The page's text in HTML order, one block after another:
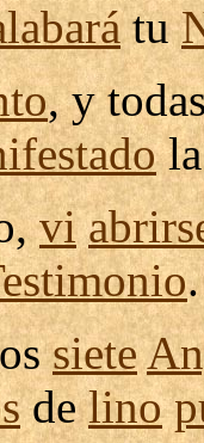
tu
, y
vi
.
siete
delino